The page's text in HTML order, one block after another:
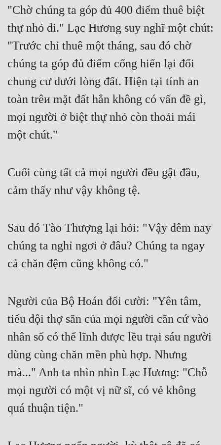
"Chờ chúng ta góp đủ 400 điểm thuê biệt
thự nhỏ đi." Lạc Hương suy nghĩ một chút:
"Trước chỉ thuê một tháng, sau đó chờ
chúng ta góp đủ điểm cống hiến lại đổi
chung cư dưới lòng đất. Hiện tại tính an
toàn trêи mặt đất hẳn không có vấn đề gì,
mọi người ở biệt thự nhỏ còn thoải mái
một chút."
Cuối cùng tất cả mọi người đều gật đầu,
cảm thấy như vậy không tệ.
Sau đó Tào Thượng lại hỏi: "Vậy đêm nay
chúng ta nghỉ ngơi ở đâu? Chúng ta ngay
cả chăn đệm cũng không có."
Người của Bộ Hoán đổi cười: "Yên tâm,
tiểu đội thợ săn của mọi người căn cứ vào
nhân số có thể lĩnh được lều trại sáu người
dùng cùng chăn mền phù hợp. Nhưng
mà..." Anh ta nhìn nhìn Lạc Hương: "Chỗ
mọi người có một vị nữ sĩ, có vẻ không
quá thuận tiện."